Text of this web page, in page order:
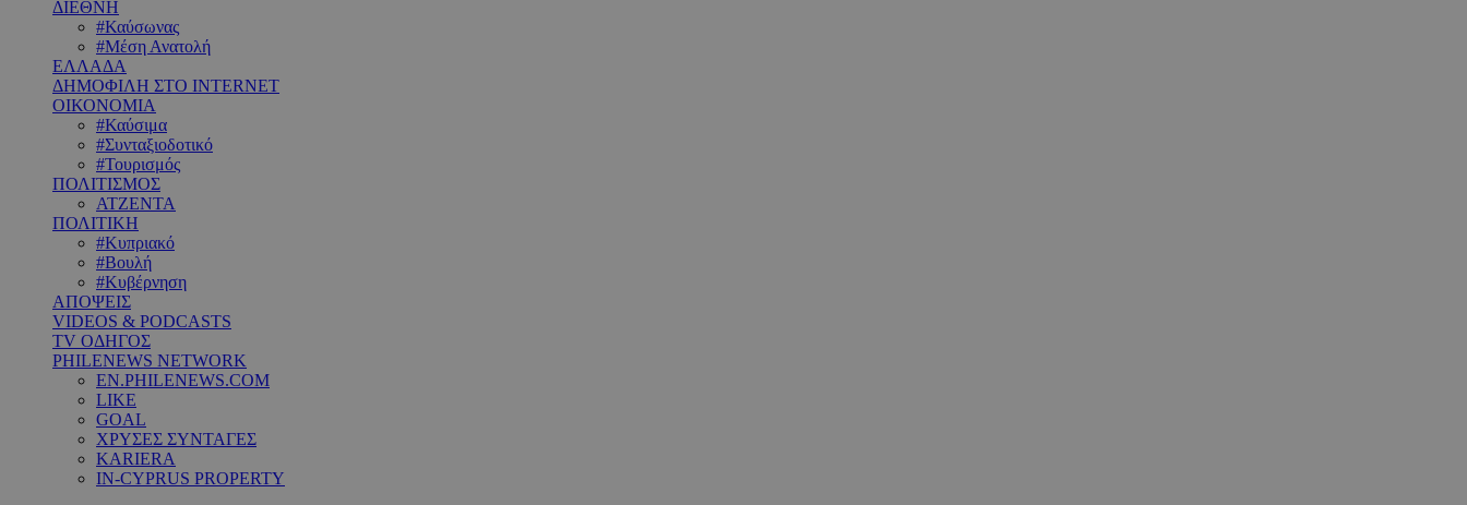
ΔΙΕΘΝΗ
#Καύσωνας
#Μέση Ανατολή
ΕΛΛΑΔΑ
ΔΗΜΟΦΙΛΗ ΣΤΟ INTERNET
ΟΙΚΟΝΟΜΙΑ
#Καύσιμα
#Συνταξιοδοτικό
#Τουρισμός
ΠΟΛΙΤΙΣΜΟΣ
ΑΤΖΕΝΤΑ
ΠΟΛΙΤΙΚΗ
#Κυπριακό
#Βουλή
#Κυβέρνηση
ΑΠΟΨΕΙΣ
VIDEOS & PODCASTS
TV ΟΔΗΓΟΣ
PHILENEWS NETWORK
EN.PHILENEWS.COM
LIKE
GOAL
ΧΡΥΣΕΣ ΣΥΝΤΑΓΕΣ
KARIERA
IN-CYPRUS PROPERTY